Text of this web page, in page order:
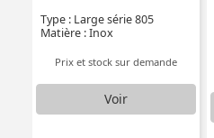
Type : Large série 805
Matière : Inox
Prix et stock sur demande
Voir